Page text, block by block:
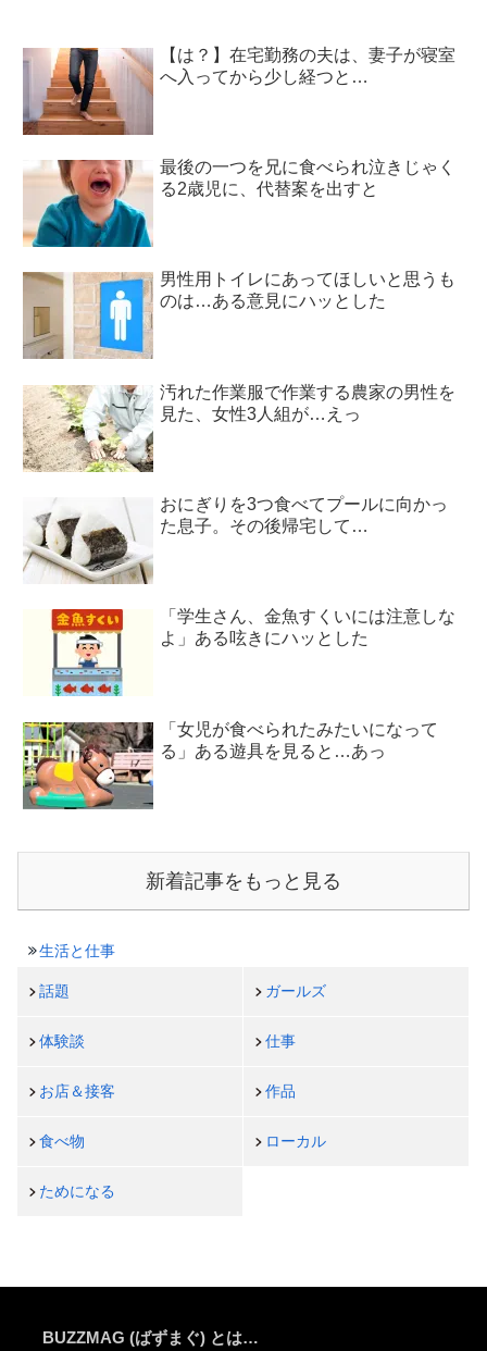
【は？】在宅勤務の夫は、妻子が寝室
へ入ってから少し経つと…
最後の一つを兄に食べられ泣きじゃく
る2歳児に、代替案を出すと
男性用トイレにあってほしいと思うも
のは…ある意見にハッとした
汚れた作業服で作業する農家の男性を
見た、女性3人組が…えっ
おにぎりを3つ食べてプールに向かっ
た息子。その後帰宅して…
「学生さん、金魚すくいには注意しな
よ」ある呟きにハッとした
「女児が食べられたみたいになって
る」ある遊具を見ると…あっ
新着記事をもっと見る
生活と仕事
話題 ガールズ
体験談 仕事
お店＆接客 作品
食べ物 ローカル
ためになる
BUZZMAG (ばずまぐ) とは…